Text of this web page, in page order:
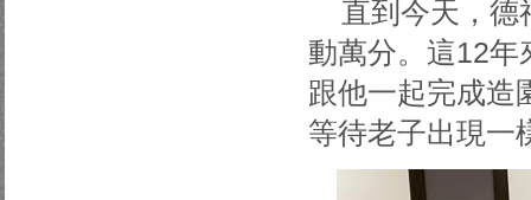
直到今天，德
動萬分。這12年
跟他一起完成造
等待老子出現一